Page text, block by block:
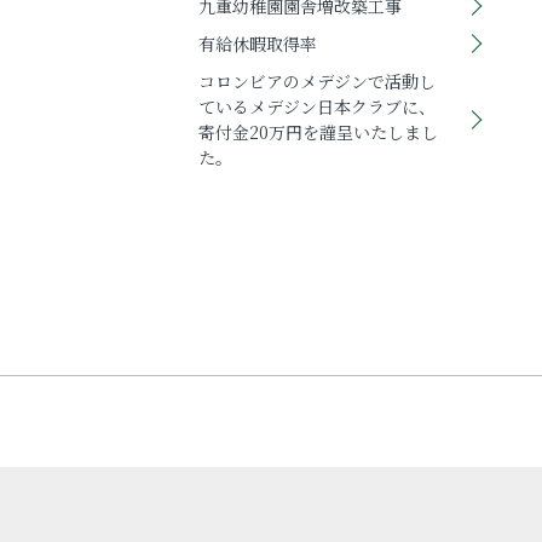
九重幼稚園園舎増改築工事
有給休暇取得率
コロンビアのメデジンで活動し
ているメデジン日本クラブに、
寄付金20万円を謹呈いたしまし
た。